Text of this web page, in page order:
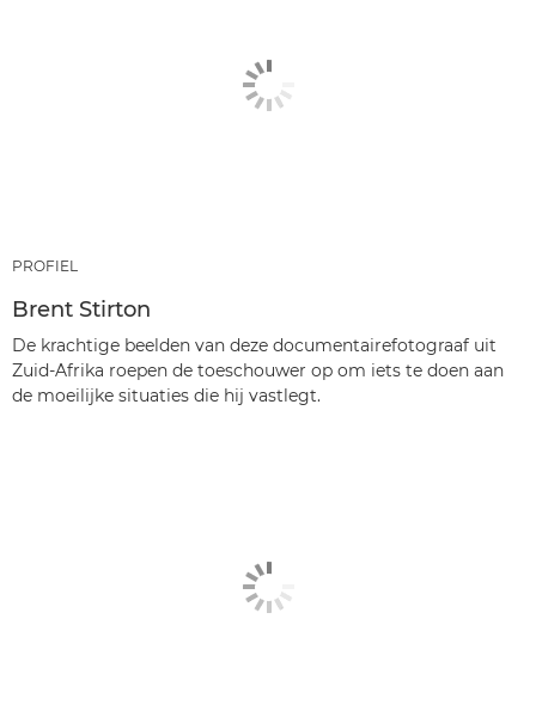
PROFIEL
Brent Stirton
De krachtige beelden van deze documentairefotograaf uit
Zuid-Afrika roepen de toeschouwer op om iets te doen aan
de moeilijke situaties die hij vastlegt.